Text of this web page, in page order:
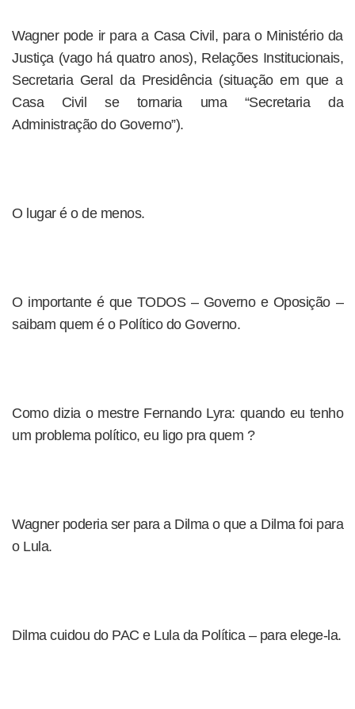
Wagner pode ir para a Casa Civil, para o Ministério da
Justiça (vago há quatro anos), Relações Institucionais,
Secretaria Geral da Presidência (situação em que a
Casa Civil se tornaria uma “Secretaria da
Administração do Governo”).
O lugar é o de menos.
O importante é que TODOS – Governo e Oposição –
saibam quem é o Político do Governo.
Como dizia o mestre Fernando Lyra: quando eu tenho
um problema político, eu ligo pra quem ?
Wagner poderia ser para a Dilma o que a Dilma foi para
o Lula.
Dilma cuidou do PAC e Lula da Política – para elege-la.